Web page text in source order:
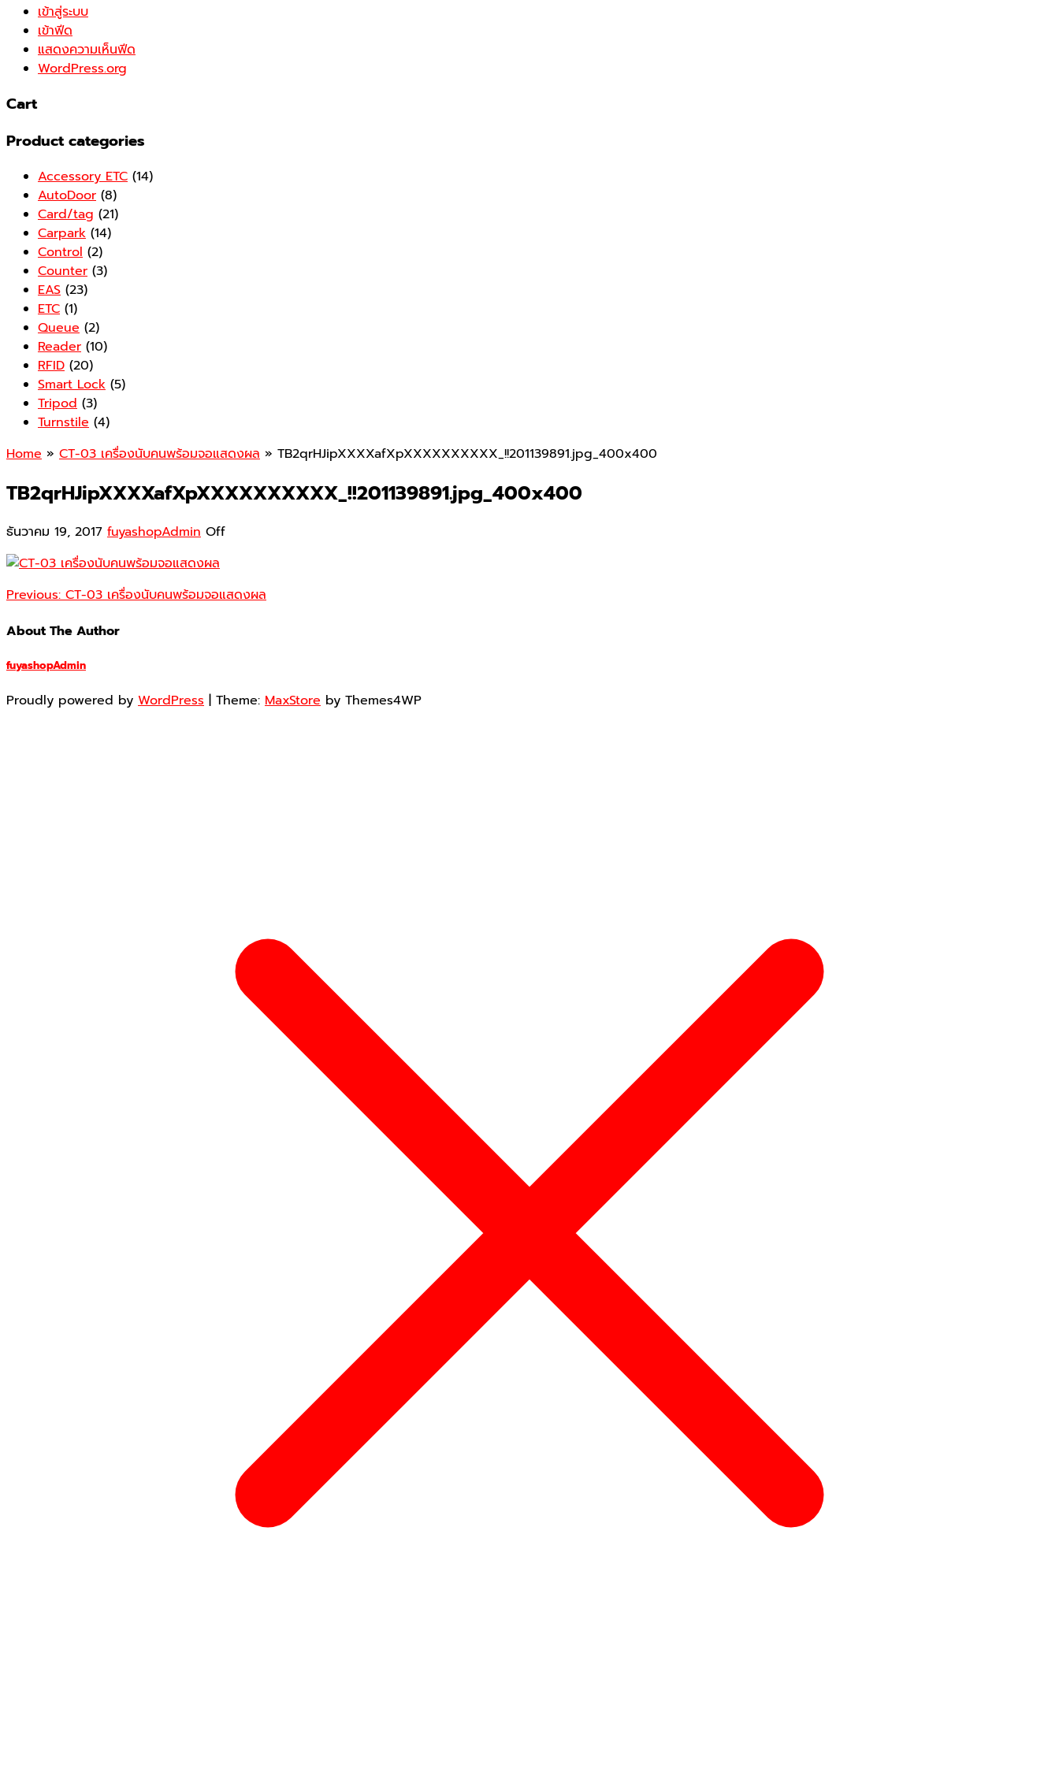
เข้าสู่ระบบ
เข้าฟีด
แสดงความเห็นฟีด
WordPress.org
Cart
Product categories
Accessory ETC (14)
AutoDoor (8)
Card/tag (21)
Carpark (14)
Control (2)
Counter (3)
EAS (23)
ETC (1)
Queue (2)
Reader (10)
RFID (20)
Smart Lock (5)
Tripod (3)
Turnstile (4)
Home » CT-03 เครื่องนับคนพร้อมจอแสดงผล » TB2qrHJipXXXXafXpXXXXXXXXXX_!!201139891.jpg_400x400
TB2qrHJipXXXXafXpXXXXXXXXXX_!!201139891.jpg_400x400
ธันวาคม 19, 2017 fuyashopAdmin Off
Previous:CT-03 เครื่องนับคนพร้อมจอแสดงผล
About The Author
fuyashopAdmin
Proudly powered by WordPress | Theme: MaxStore by Themes4WP